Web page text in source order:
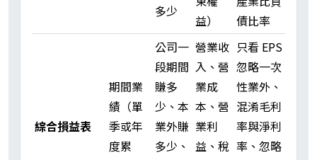
多少
益）
債比率
綜合損益表
期間業
績（單
季或年
度累
公司一
段期間
賺多
少、本
業外賺
多少、
營業收
入、營
業成
本、營
業利
益、稅
只看 EPS
忽略一次
性業外、
混淆毛利
率與淨利
率、忽略